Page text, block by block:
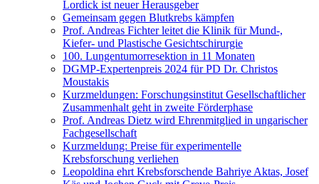
Lordick ist neuer Herausgeber
Gemeinsam gegen Blutkrebs kämpfen
Prof. Andreas Fichter leitet die Klinik für Mund-,
Kiefer- und Plastische Gesichtschirurgie
100. Lungentumorresektion in 11 Monaten
DGMP-Expertenpreis 2024 für PD Dr. Christos
Moustakis
Kurzmeldungen: Forschungsinstitut Gesellschaftlicher
Zusammenhalt geht in zweite Förderphase
Prof. Andreas Dietz wird Ehrenmitglied in ungarischer
Fachgesellschaft
Kurzmeldung: Preise für experimentelle
Krebsforschung verliehen
Leopoldina ehrt Krebsforschende Bahriye Aktas, Josef